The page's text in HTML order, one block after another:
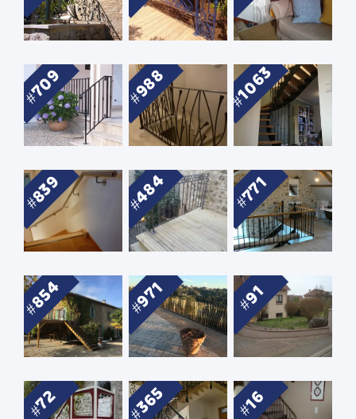
709 988 1063
839 484 771
854 971 91
72 365 16